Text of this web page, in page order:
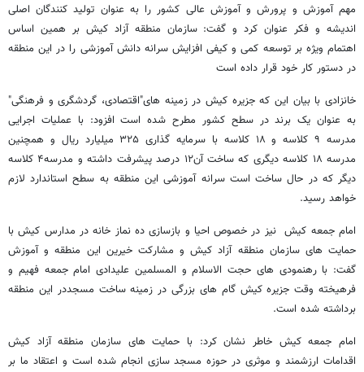
مهم آموزش و پرورش و آموزش عالی کشور را به عنوان تولید کنندگان اصلی
اندیشه و فکر عنوان کرد و گفت: سازمان منطقه آزاد کیش بر همین اساس
اهتمام ویژه بر توسعه کمی و کیفی افزایش سرانه دانش آموزشی را در این منطقه
در دستور کار خود قرار داده است
خانزادی با بیان این که جزیره کیش در زمینه های"اقتصادی، گردشگری و فرهنگی"
به عنوان یک برند در سطح کشور مطرح شده است افزود: با عملیات اجرایی
مدرسه ۹ کلاسه و ۱۸ کلاسه با سرمایه گذاری ۳۲۵ میلیارد ریال و همچنین
مدرسه ۱۸ کلاسه دیگری که ساخت آن۱۲ درصد پیشرفت داشته و مدرسه۴ کلاسه
دیگر که در حال ساخت است سرانه آموزشی این منطقه به سطح استاندارد لازم
خواهد رسید.
امام جمعه کیش نیز در خصوص احیا و بازسازی ده نماز خانه در مدارس کیش با
حمایت های سازمان منطقه آزاد کیش و مشارکت خیرین این منطقه و آموزش
گفت: با رهنمودی های حجت الاسلام و المسلمین علیدادی امام جمعه فهیم و
فرهیخته وقت جزیره کیش گام های بزرگی در زمینه ساخت مسجددر این منطقه
برداشته شده است.
امام جمعه کیش خاطر نشان کرد: با حمایت های سازمان منطقه آزاد کیش
اقدامات ارزشمند و موثری در حوزه مسجد سازی انجام شده است و اعتقاد ما بر